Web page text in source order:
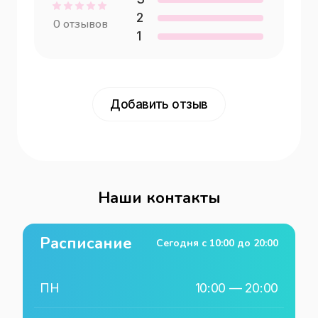
0 отзывов
2
1
Добавить отзыв
Наши контакты
Расписание Сегодня с 10:00 до 20:00
ПН 10:00 — 20:00